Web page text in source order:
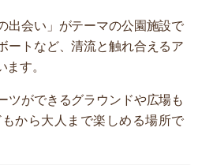
出会い」がテーマの公園施設で
ートなど、清流と触れ合えるア
す。
ツができるグラウンドや広場も
から大人まで楽しめる場所で